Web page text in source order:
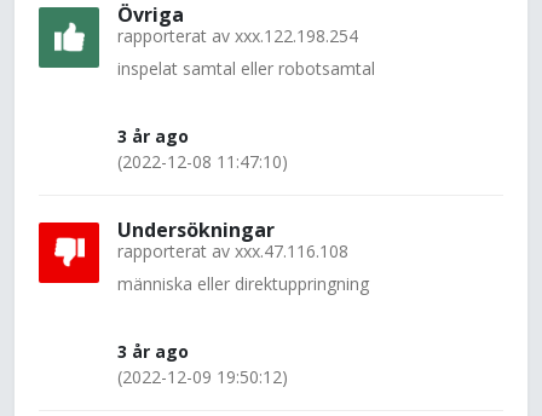
Övriga
rapporterat av xxx.122.198.254
inspelat samtal eller robotsamtal
3 år ago
(2022-12-08 11:47:10)
Undersökningar
rapporterat av xxx.47.116.108
människa eller direktuppringning
3 år ago
(2022-12-09 19:50:12)